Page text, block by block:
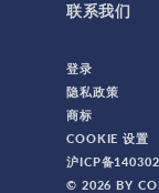
CFD 模块
RF 模块
优化模
联系我们
登录
隐私政策
商标
COOKIE 设置
沪ICP备
© 2026 BY